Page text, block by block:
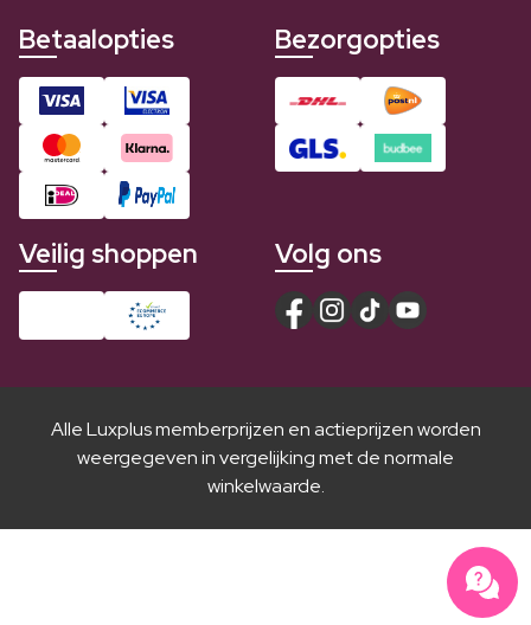
Betaalopties Bezorgopties
Veilig shoppen Volg ons
Alle Luxplus memberprijzen en actieprijzen worden
weergegeven in vergelijking met de normale
winkelwaarde.